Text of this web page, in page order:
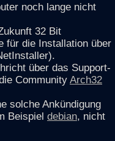
noch lange nicht
32 Bit
für die Installation über
über das Support-
Community Arch32
solche Ankündigung
Beispiel debian, nicht